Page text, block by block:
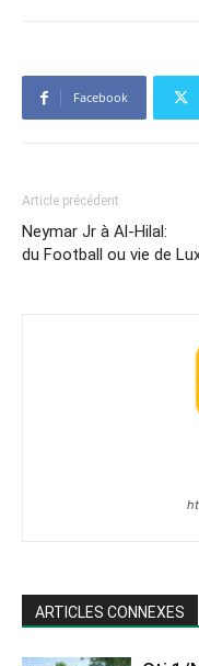
Facebook
Article précédent
Neymar Jr à Al-Hilal:
du Football ou vie de
ARTICLES CONNEXES